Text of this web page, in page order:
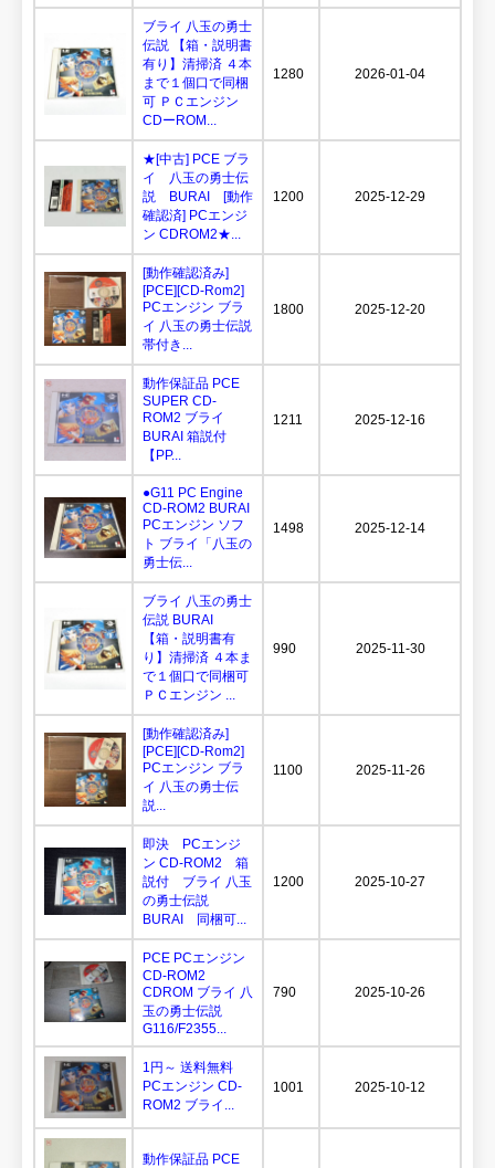
ブライ 八玉の勇士
伝説 【箱・説明書
有り】清掃済 ４本
まで１個口で同梱
可 ＰＣエンジン
CDーROM...
1280 2026-01-04
★[中古] PCE ブラ
イ 八玉の勇士伝
説 BURAI [動作
確認済] PCエンジ
ン CDROM2★...
1200 2025-12-29
[動作確認済み]
[PCE][CD-Rom2]
PCエンジン ブラ
イ 八玉の勇士伝説
帯付き...
1800 2025-12-20
動作保証品 PCE
SUPER CD-
ROM2 ブライ
BURAI 箱説付
【PP...
1211 2025-12-16
●G11 PC Engine
CD-ROM2 BURAI
PCエンジン ソフ
ト ブライ「八玉の
勇士伝...
1498 2025-12-14
ブライ 八玉の勇士
伝説 BURAI
【箱・説明書有
り】清掃済 ４本ま
で１個口で同梱可
ＰＣエンジン ...
990 2025-11-30
[動作確認済み]
[PCE][CD-Rom2]
PCエンジン ブラ
イ 八玉の勇士伝
説...
1100 2025-11-26
即決 PCエンジ
ン CD-ROM2 箱
説付 ブライ 八玉
の勇士伝説
BURAI 同梱可...
1200 2025-10-27
PCE PCエンジン
CD-ROM2
CDROM ブライ 八
玉の勇士伝説
G116/F2355...
790 2025-10-26
1円～ 送料無料
PCエンジン CD-
ROM2 ブライ...
1001 2025-10-12
動作保証品 PCE